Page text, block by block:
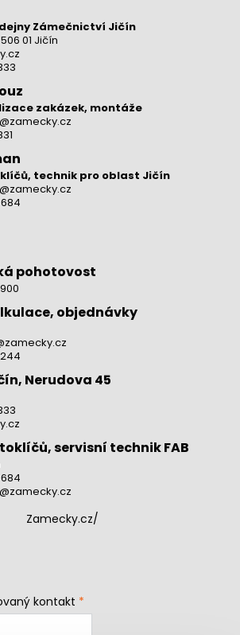
Zámečnictví Jičín
01 Jičín
zakázek, montáže
technik pro oblast Jičín
pohotovost
objednávky
Nerudova 45
servisní technik FAB
Zamecky.cz/
kontakt *